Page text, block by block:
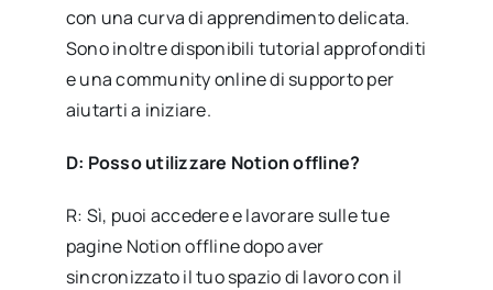
con una curva di apprendimento delicata.
Sono inoltre disponibili tutorial approfonditi
e una community online di supporto per
aiutarti a iniziare.
D: Posso utilizzare Notion offline?
R: Sì, puoi accedere e lavorare sulle tue
pagine Notion offline dopo aver
sincronizzato il tuo spazio di lavoro con il